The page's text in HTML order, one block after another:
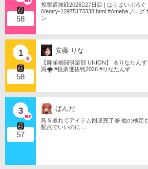
58
投票選抜戦2026󾇟27日目 | はらまいぶろぐ
0/entry-12975173338.html #Amebaブログ
ン
1
58
安藤 りな
【麻雀格闘倶楽部 UNION】 ＆りなたん
風🌪️ #投票選抜戦2026 #りなたんず
3
57
ぱんだ
鳥Ｓ取れてアイテム回収完了😆 他の検定
配点でいいのに…